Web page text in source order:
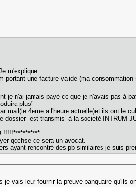
m'explique ..
portant une facture valide (ma
je n'ai jamais payé ce que je n'avais pas à
plus"
mail(le 4eme a l'heure actuelle)et ils ont le
dossier est transmis à la societé INTRUM
!!!!!***********
qqchse ce sera un avocat.
ayant rencontré des pb similaires je suis
vais leur fournir la preuve banquaire qu'ils